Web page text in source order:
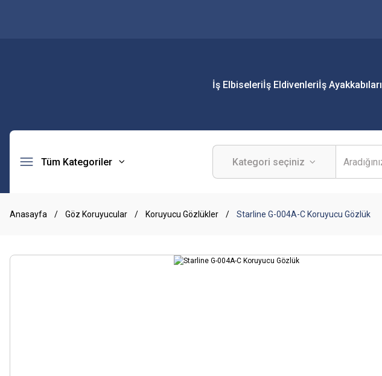
İş Elbiseleriİş Eldivenleriİş Ayakkabıları
Tüm Kategoriler
Anasayfa Göz Koruyucular Koruyucu Gözlükler Starline G-004A-C Koruyucu Gözlük